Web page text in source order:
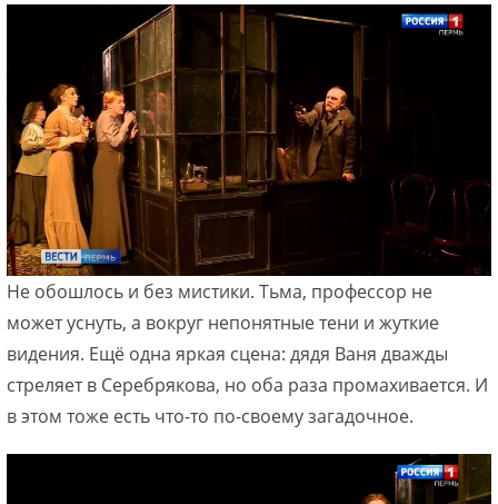
Не обошлось и без мистики. Тьма, профессор не
может уснуть, а вокруг непонятные тени и жуткие
видения. Ещё одна яркая сцена: дядя Ваня дважды
стреляет в Серебрякова, но оба раза промахивается. И
в этом тоже есть что-то по-своему загадочное.